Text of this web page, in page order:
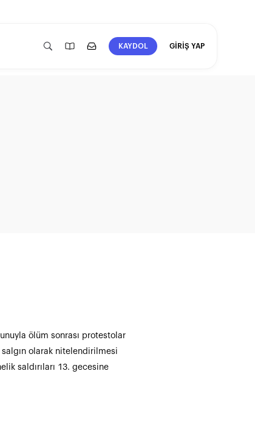
KAYDOL GİRİŞ YAP
ölüm sonrası protestolar
salgın olarak nitelendirilmesi
saldırıları 13. gecesine